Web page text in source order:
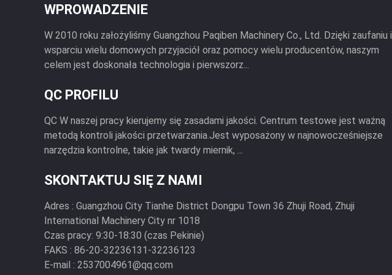
WPROWADZENIE
W 2010 roku założyliśmy Guangzhou Paqiben Machinery Co., Ltd. Dzięki zaufaniu i
wsparciu wielu domowych przyjaciół oraz pomocy wielu producentów, naszym
celem jest doskonała technologia i pierwszorz...
QC PROFILU
QC W naszej pracy kierujemy się zasadami jakości. Centrum testowe jest ważną
metodą kontroli jakości przetwarzania.Jest wyposażony w najnowocześniejsze
narzędzia kontrolne, takie jak twardy miernik, ...
SKONTAKTUJ SIĘ Z NAMI
Adres : Guangzhou City Tianhe District Dongpu Town 36 Zhuji Road, Zhuji
International Machinery City nr 1018
Czas pracy: 9:30-18:30 (czas Pekinie)
FAKS : 86-20-32236131-32236123
E-mail : 2537004961@qq.com